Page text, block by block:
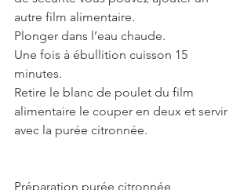
autre film alimentaire.
Plonger dans l’eau chaude.
Une fois à ébullition cuisson 15
minutes.
Retire le blanc de poulet du film
alimentaire le couper en deux et servir
avec la purée citronnée.
Préparation purée citronnée